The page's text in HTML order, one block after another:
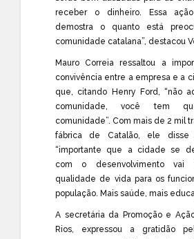
receber o dinheiro. Essa
demostra o quanto está
comunidade catalana”, destacou
Mauro Correia ressaltou a
convivência entre a empresa e a
que, citando Henry Ford, “não
comunidade, você tem
comunidade”. Com mais de 2 mil
fábrica de Catalão, ele
“importante que a cidade se
com o desenvolvimento vai
qualidade de vida para os
população. Mais saúde, mais
A secretária da Promoção e
Rios, expressou a gratidão